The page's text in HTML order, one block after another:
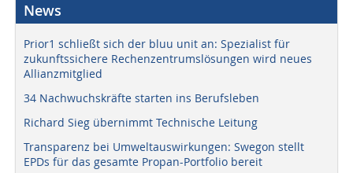
News
Prior1 schließt sich der bluu unit an: Spezialist für
zukunftssichere Rechenzentrumslösungen wird neues
Allianzmitglied
34 Nachwuchskräfte starten ins Berufsleben
Richard Sieg übernimmt Technische Leitung
Transparenz bei Umweltauswirkungen: Swegon stellt
EPDs für das gesamte Propan-Portfolio bereit